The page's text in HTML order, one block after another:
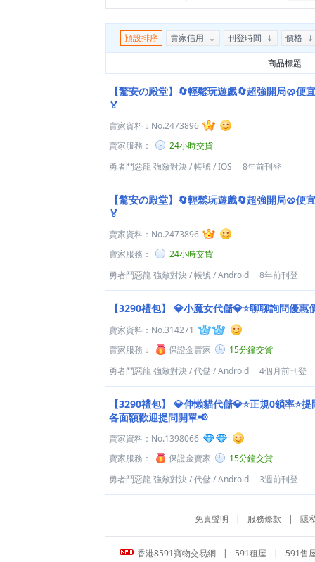
預設排序 賣家信用 刊登時間 價格
商品標題
【驚安の殿堂】🔄輕鬆玩遊戲🔄超強開局🥨便
🏅
賣家資料： No.2473896
賣家服務：
24小時交貨
勇者鬥惡龍 強敵對決/帳號/IOS 8年前刊登
【驚安の殿堂】🔄輕鬆玩遊戲🔄超強開局🥨便
🏅
賣家資料： No.2473896
賣家服務：
24小時交貨
勇者鬥惡龍 強敵對決/帳號/Android 8年前刊登
【3290禮包】 💎小魔女代儲💎⭐聊聊詢問優惠
賣家資料： No.314271
賣家服務：
保證金賣家
15分鐘交貨
勇者鬥惡龍 強敵對決/代儲/Android 4個月前刊登
【3290禮包】
💎伸懶貓代儲💎⭐正規0鎖率⭐
各面額歡迎提問開單📢
賣家資料： No.1398066
賣家服務：
保證金賣家
15分鐘交貨
勇者鬥惡龍 強敵對決/代儲/Android 3週前刊登
免責聲明 | 服務條款 | 隱
香港8591寶物交易網 | 591租屋 | 591售